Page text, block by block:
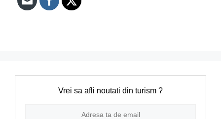
Vrei sa afli noutati din turism ?